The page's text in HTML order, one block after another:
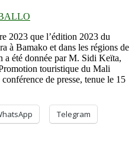
2023 que l’édition 2023 du
à Bamako et dans les régions de
a été donnée par M. Sidi Keïta,
touristique du Mali
conférence de presse, tenue le 15
Telegram